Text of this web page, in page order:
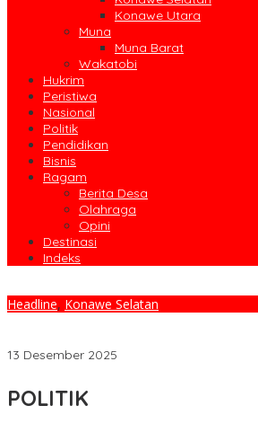
Konawe Utara
Muna
Muna Barat
Wakatobi
Hukrim
Peristiwa
Nasional
Politik
Pendidikan
Bisnis
Ragam
Berita Desa
Olahraga
Opini
Destinasi
Indeks
Headline, Konawe Selatan
13 Desember 2025
POLITIK